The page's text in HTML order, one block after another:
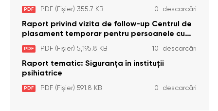
pentru Persoane cu Dizabilități (Adulte) din s.
Brînzeni, r. Edineț, din data de 25 mai 2026
PDF PDF (Fișier) 355.7 KB 0 descarcări
Raport privind vizita de follow-up Centrul de
plasament temporar pentru persoanele cu
dizabilități (adulte) Bădiceni, Soroca (11 iunie
2026)
PDF PDF (Fișier) 5,195.8 KB 10 descarcări
Raport tematic: Siguranța în instituții
psihiatrice
PDF PDF (Fișier) 591.8 KB 0 descarcări